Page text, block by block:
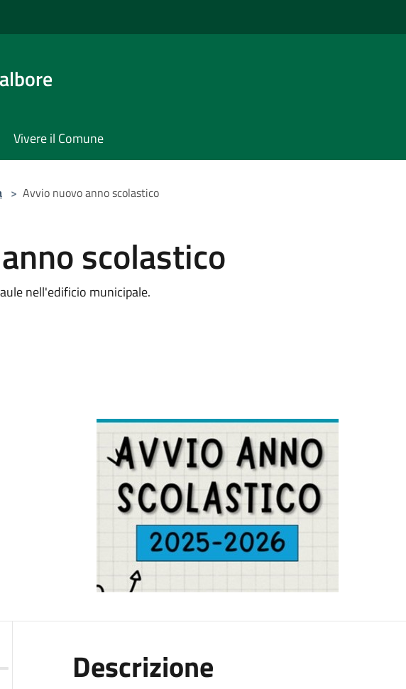
Vivere il Comune
> Avvio nuovo anno scolastico
scolastico
nell'edificio municipale.
Descrizione